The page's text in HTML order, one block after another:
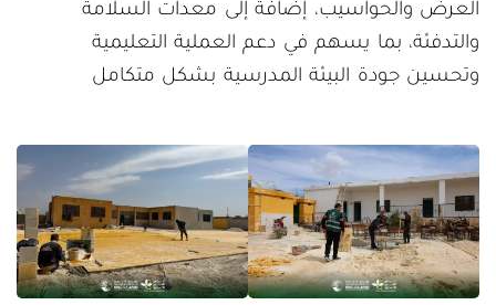
العرض والحواسيب، إضافة إلى معدات السلامة
والتدفئة، بما يسهم في دعم العملية التعليمية
وتحسين جودة البيئة المدرسية بشكل متكامل